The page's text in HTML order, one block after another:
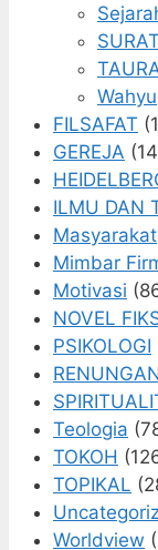
SURAT
Wahyu
FILSAFAT
GEREJA
ILMU DAN
Masyarakat
Mimbar
Motivasi
NOVEL
PSIKOLOGI
Teologia
TOKOH
TOPIKAL
Worldview